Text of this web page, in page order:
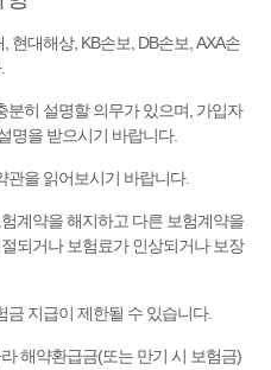
현대해상, KB손보, DB손보, AXA손
히 설명할 의무가 있으며, 가입자
명을 받으시기 바랍니다.
관을 읽어보시기 바랍니다.
계약을 해지하고 다른 보험계약을
되거나 보험료가 인상되거나 보장
지급이 제한될 수 있습니다.
해약환급금(또는 만기 시 보험금)